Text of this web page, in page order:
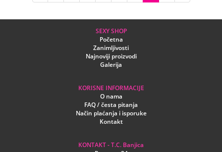
SEXY SHOP
Početna
Zanimljivosti
Najnoviji proizvodi
Galerija
KORISNE INFORMACIJE
O nama
FAQ / česta pitanja
Način plaćanja i isporuke
Kontakt
KONTAKT - T.C. Banjica